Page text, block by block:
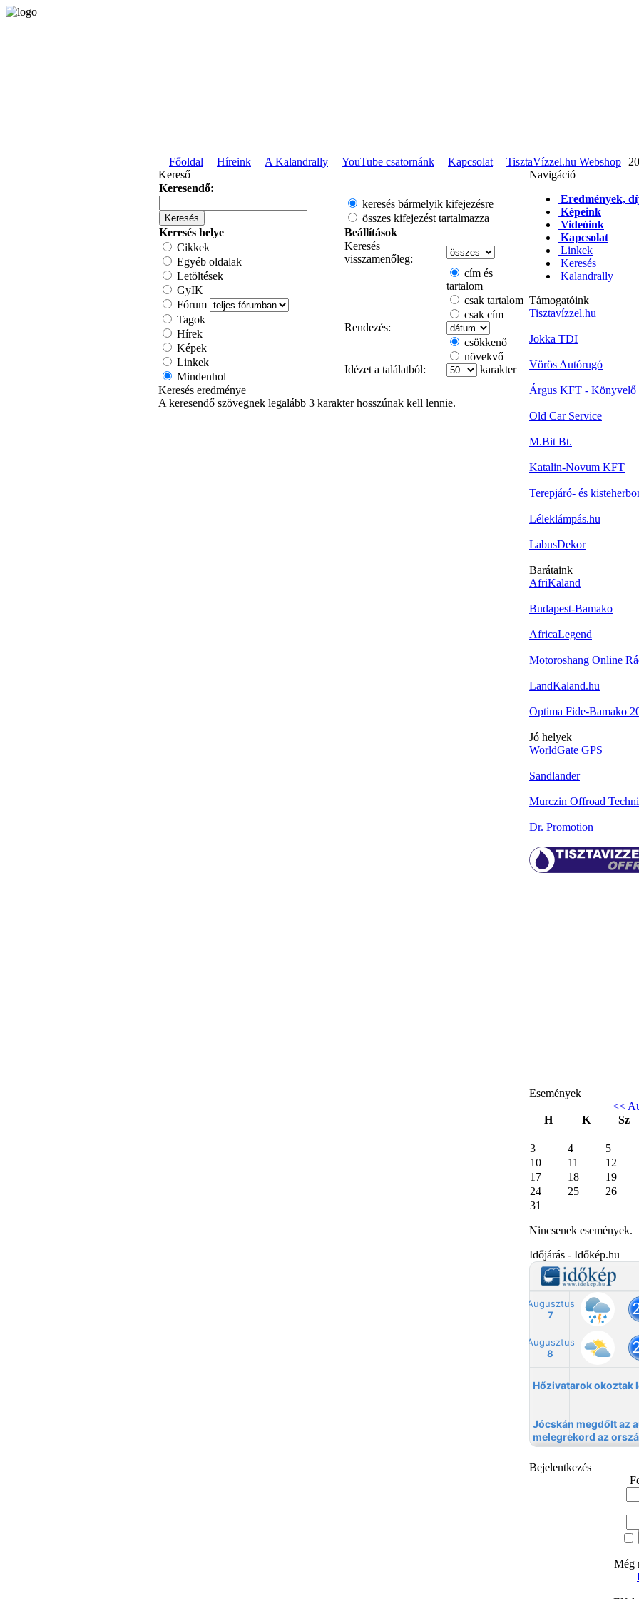
Főoldal Híreink A Kalandrally YouTube csatornánk Kapcsolat TisztaVízzel.hu Webshop
Kereső
Keresendő:
keresés bármelyik kifejezésre
összes kifejezést tartalmazza
Keresés helye
Beállítások
Cikkek
Egyéb oldalak
Letöltések
GyIK
Fórum
Tagok
Hírek
Képek
Linkek
Mindenhol
Keresés
visszamenőleg:
cím és
tartalom
csak tartalom
csak cím
Rendezés:
csökkenő
növekvő
Idézet a találatból:
karakter
Keresés eredménye
A keresendő szövegnek legalább 3 karakter hosszúnak kell lennie.
Navigáció
Eredmények,
Képeink
Videóink
Kapcsolat
Linkek
Keresés
Kalandrally
Támogatóink
Tisztavízzel.hu
Jokka TDI
Vörös Autórugó
Árgus KFT - Könyvelő
Old Car Service
M.Bit Bt.
Katalin-Novum KFT
Terepjáró- és
Léleklámpás.hu
LabusDekor
Barátaink
AfriKaland
Budapest-Bamako
AfricaLegend
Motoroshang Online
LandKaland.hu
Optima Fide-Bamako
Jó helyek
WorldGate GPS
Sandlander
Murczin Offroad
Dr. Promotion
Események
<<
H
K Sz
3
4 5
10
11 12
17
18 19
24
25 26
31
Nincsenek események.
Időjárás - Időkép.hu
Bejelentkezés
Még